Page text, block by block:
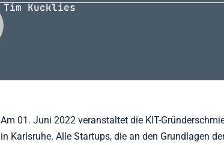
Tim Kucklies
Am 01. Juni 2022 veranstaltet die KIT-
in Karlsruhe. Alle Startups, die an den Grundlagen